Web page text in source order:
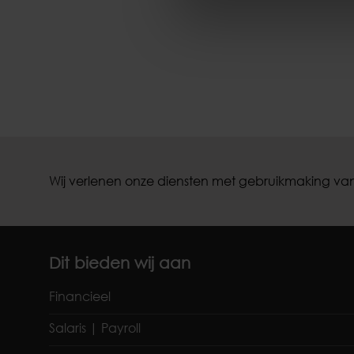
Wij verlenen onze diensten met gebruikmaking
Dit bieden wij aan
Financieel
Salaris | Payroll